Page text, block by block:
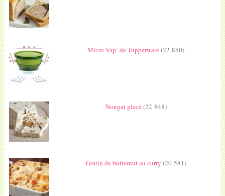
Micro Vap’ de Tupperware(22 850)
Nougat glacé(22 848)
Gratin de butternut au curry (20 581)